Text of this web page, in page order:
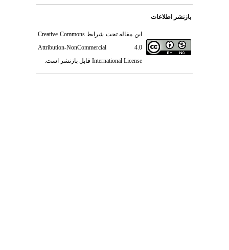
بازنشر اطلاعات
این مقاله تحت شرایطCreative Commons
Attribution-NonCommercial 4.0
International License قابل بازنشر است.